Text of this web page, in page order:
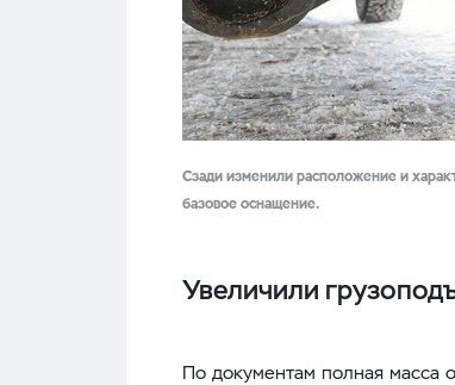
Сзади изменили расположение и
базовое оснащение.
Увеличили
По документам полная масса